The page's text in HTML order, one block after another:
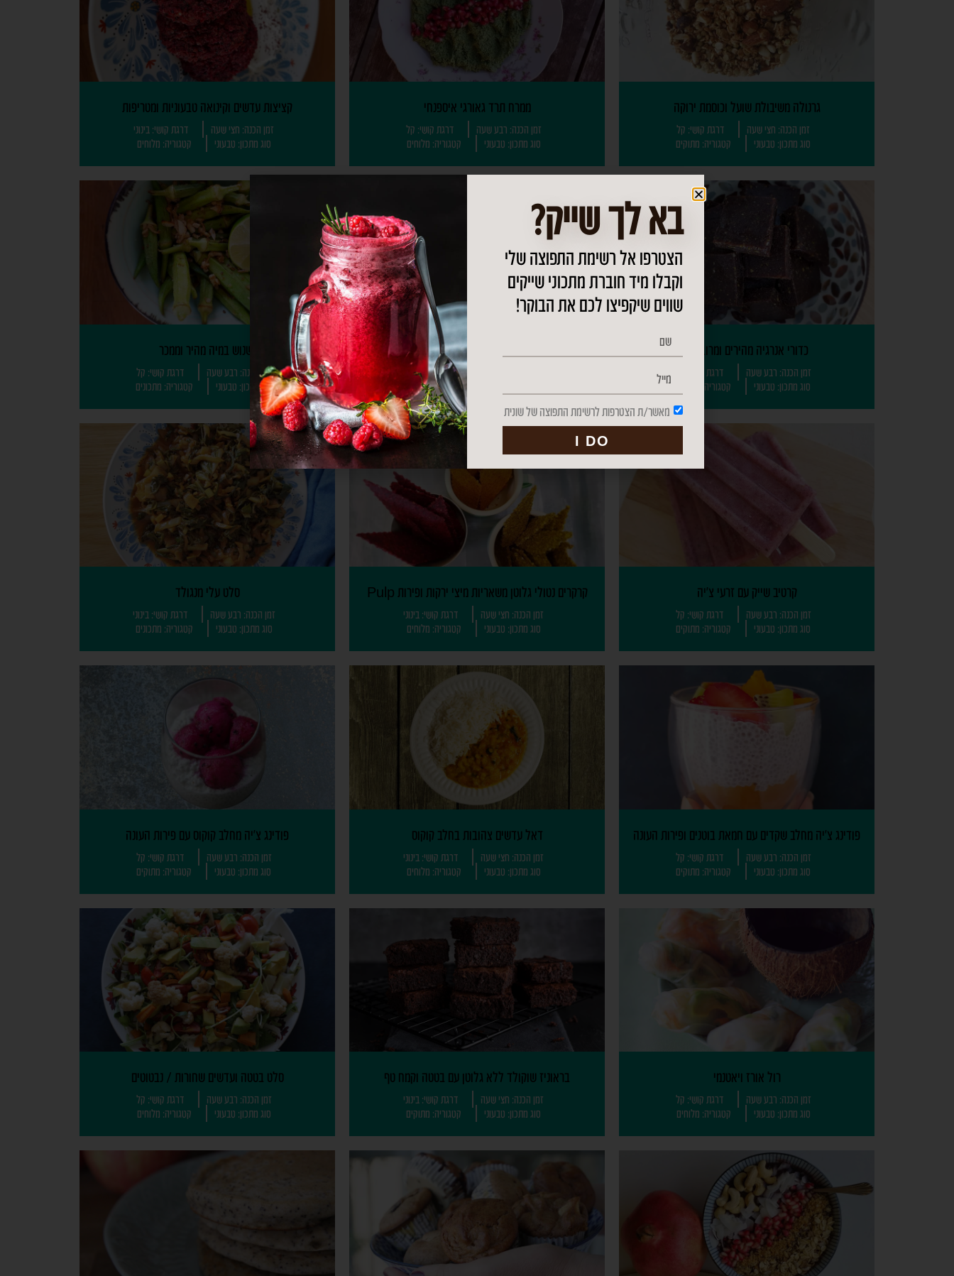
גרנולה משיבולת שועל וכוסמת ירוקה
זמן הכנה: חצי שעה
דרגת קושי: קל
סוג מתכון: טבעוני
קטגוריה: מתוקים
ממרח תרד גאורגי איספנחי
זמן הכנה: רבע שעה
דרגת קושי: קל
סוג מתכון: טבעוני
קטגוריה: מלוחים
קציצות עדשים וקינואה טבעוניות ומטריפות
זמן הכנה: חצי שעה
דרגת קושי: בינוני
סוג מתכון: טבעוני
קטגוריה: מלוחים
כדורי אנרגיה מהירים ומרובעים
זמן הכנה: רבע שעה
דרגת קושי: קל
סוג מתכון: טבעוני
קטגוריה: מתוקים
דרגת קושי: קל
קטגוריה: מתוקים
נשנוש במיה מהיר וממכר
זמן הכנה: רבע שעה
דרגת קושי: קל
סוג מתכון: טבעוני
קטגוריה: מתכונים
קרטיב שייק עם זרעי צ'יה
זמן הכנה: רבע שעה
דרגת קושי: קל
סוג מתכון: טבעוני
קטגוריה: מתוקים
קרקרים נטולי גלוטן משאריות מיצי ירקות ופירות Pulp
זמן הכנה: חצי שעה
דרגת קושי: בינוני
סוג מתכון: טבעוני
קטגוריה: מלוחים
סלט עלי מנגולד
זמן הכנה: רבע שעה
דרגת קושי: בינוני
סוג מתכון: טבעוני
קטגוריה: מתכונים
פודינג צ'יה מחלב שקדים עם חמאת בוטנים ופירות העונה
זמן הכנה: רבע שעה
דרגת קושי: קל
סוג מתכון: טבעוני
קטגוריה: מתוקים
דאל עדשים צהובות בחלב קוקוס
זמן הכנה: חצי שעה
דרגת קושי: בינוני
סוג מתכון: טבעוני
קטגוריה: מלוחים
פודינג צ'יה מחלב קוקוס עם פירות העונה
זמן הכנה: רבע שעה
דרגת קושי: קל
סוג מתכון: טבעוני
קטגוריה: מתוקים
רול אורז ויאטנמי
זמן הכנה: רבע שעה
דרגת קושי: קל
סוג מתכון: טבעוני
קטגוריה: מלוחים
בראוניז שוקולד ללא גלוטן עם בטטה וקמח טף
זמן הכנה: חצי שעה
דרגת קושי: בינוני
סוג מתכון: טבעוני
קטגוריה: מתוקים
סלט בטטה ועדשים שחורות / נבטוטים
זמן הכנה: רבע שעה
דרגת קושי: קל
סוג מתכון: טבעוני
קטגוריה: מלוחים
בא לך שייק?
הצטרפו אל רשימת התפוצה שלי
וקבלו מיד חוברת מתכוני שייקים
שווים שיקפיצו לכם את הבוקר!
מאשר/ת הצטרפות לרשימת התפוצה של שונית
I DO